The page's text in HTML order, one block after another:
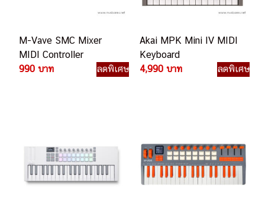
M-Vave SMC Mixer
MIDI Controller
990 บาท
ลดพิเศษ
Akai MPK Mini IV MIDI
Keyboard
4,990 บาท
ลดพิเศษ